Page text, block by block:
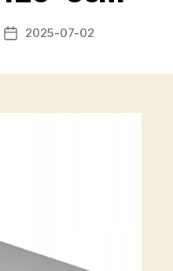
Data2025-07-02